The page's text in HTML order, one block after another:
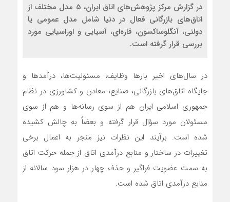
در گزارش مرکز پژوهش‌های اتاق ایران، 5 مدل مختلف از
اتاق‌های بازرگانی فعال در دنیا شامل مدل عمومی یا
دولتی، آنگلوساکسون، قاره‌ای، آسیایی و اوراسیایی مورد
بررسی قرار گرفته است.
در سال‌های اخیر بارها وظایف، مسئولیت‌ها، درآمدها و
جایگاه اتاق‌های بازرگانی، صنایع، معادن و کشاورزی در نظام
جمهوری اسلامی ایران هم از سوی رسانه‌ها و هم از سوی
مسئولان مورد سؤال قرار گرفته و بعضاً به چالش کشیده
شده است. برآیند این نظرات نیز منجر به اعمال برخی
تغییرات در ساختار و منابع درآمدی اتاق از جمله حرکت اتاق
به سمت عضویت فراگیر و حذف چهار در هزار سود سالانه از
منابع درآمدی اتاق شده است.